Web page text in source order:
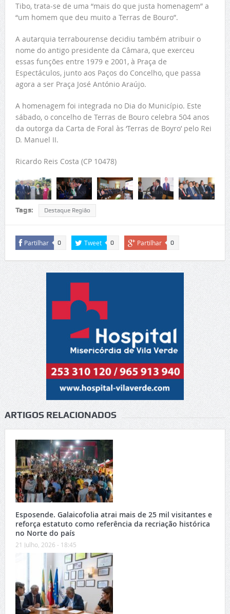
Tibo, trata-se de uma “mais do que justa homenagem” a
“um homem que deu muito a Terras de Bouro”.
A autarquia terrabourense decidiu também atribuir o
nome do antigo presidente da Câmara, que exerceu
essas funções entre 1979 e 2001, à Praça de
Espectáculos, junto aos Paços do Concelho, que passa
agora a ser Praça José António Araújo.
A homenagem foi integrada no Dia do Município. Este
sábado, o concelho de Terras de Bouro celebra 504 anos
da outorga da Carta de Foral às ‘Terras de Boyro’ pelo Rei
D. Manuel II.
Ricardo Reis Costa (CP 10478)
Tags: Destaque Região
Partilhar 0 Tweet 0 Partilhar 0
ARTIGOS RELACIONADOS
Esposende. Galaicofolia atrai mais de 25 mil visitantes e
reforça estatuto como referência da recriação histórica
no Norte do país
21 Julho, 2026 - 18:45